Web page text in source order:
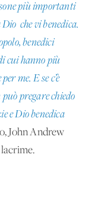
più importanti
che vi benedica.
benedici
cui hanno più
me. E se c’è
pregare chiedo
e Dio benedica
John Andrew